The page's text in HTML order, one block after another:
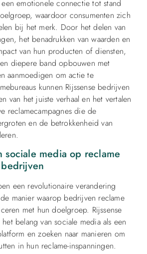
emotionele connectie tot stand
waardoor consumenten zich
bij het merk. Door het delen van
het benadrukken van waarden en
van hun producten of diensten,
diepere band opbouwen met
aanmoedigen om actie te
kunnen Rijssense bedrijven
van het juiste verhaal en het vertalen
reclamecampagnes die de
en de betrokkenheid van
sociale media op reclame
een revolutionaire verandering
manier waarop bedrijven reclame
met hun doelgroep. Rijssense
belang van sociale media als een
en zoeken naar manieren om
in hun reclame-inspanningen.